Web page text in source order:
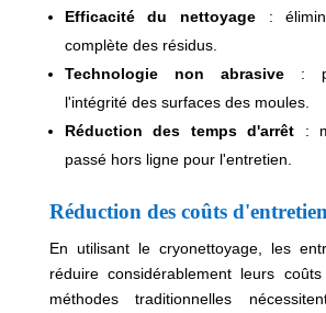
Efficacité du nettoyage:
complète des résidus.
Technologie non abrasive:
l'intégrité des surfaces des moules.
Réduction des temps d'arrêt :
passé hors ligne pour l'entretien.
Réduction des coûts d'entretien
En utilisant le cryonettoyage, les
réduire considérablement leurs
méthodes traditionnelles